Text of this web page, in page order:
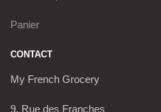
Panier
CONTACT
My French Grocery
9, Rue des Franches